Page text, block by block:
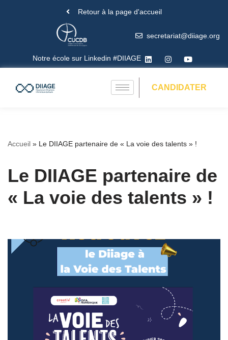
Retour à la page d'accueil
secretariat@diiage.org
Notre école sur Linkedin #DIIAGE
CANDIDATER
Accueil » Le DIIAGE partenaire de « La voie des talents » !
Le DIIAGE partenaire de
« La voie des talents » !